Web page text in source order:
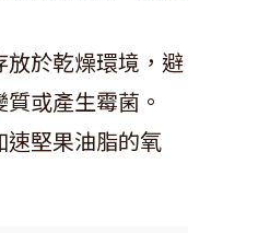
放於乾燥環境，避
或產生霉菌。
速堅果油脂的氧